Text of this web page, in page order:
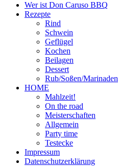
Wer ist Don Caruso BBQ
Rezepte
Rind
Schwein
Geflügel
Kochen
Beilagen
Dessert
Rub/Soßen/Marinaden
HOME
Mahlzeit!
On the road
Meisterschaften
Allgemein
Party time
Testecke
Impressum
Datenschutzerklärung